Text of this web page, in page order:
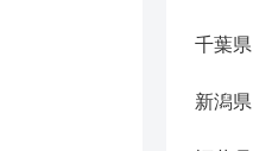
千葉県
新潟県